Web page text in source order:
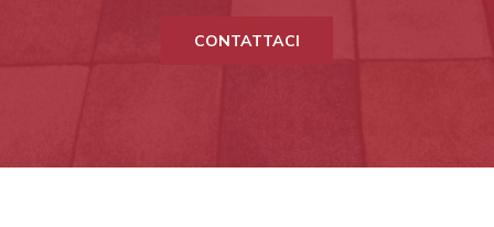
CONTATTACI